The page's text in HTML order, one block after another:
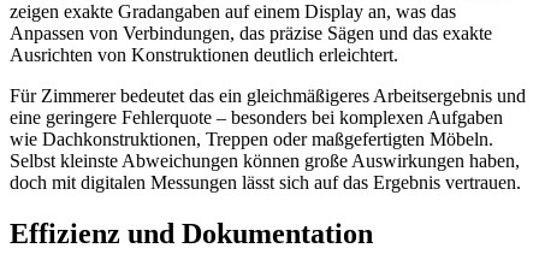
zeigen exakte Gradangaben auf einem Display an, was das
Anpassen von Verbindungen, das präzise Sägen und das exakte
Ausrichten von Konstruktionen deutlich erleichtert.
Für Zimmerer bedeutet das ein gleichmäßigeres Arbeitsergebnis und
eine geringere Fehlerquote – besonders bei komplexen Aufgaben
wie Dachkonstruktionen, Treppen oder maßgefertigten Möbeln.
Selbst kleinste Abweichungen können große Auswirkungen haben,
doch mit digitalen Messungen lässt sich auf das Ergebnis vertrauen.
Effizienz und Dokumentation